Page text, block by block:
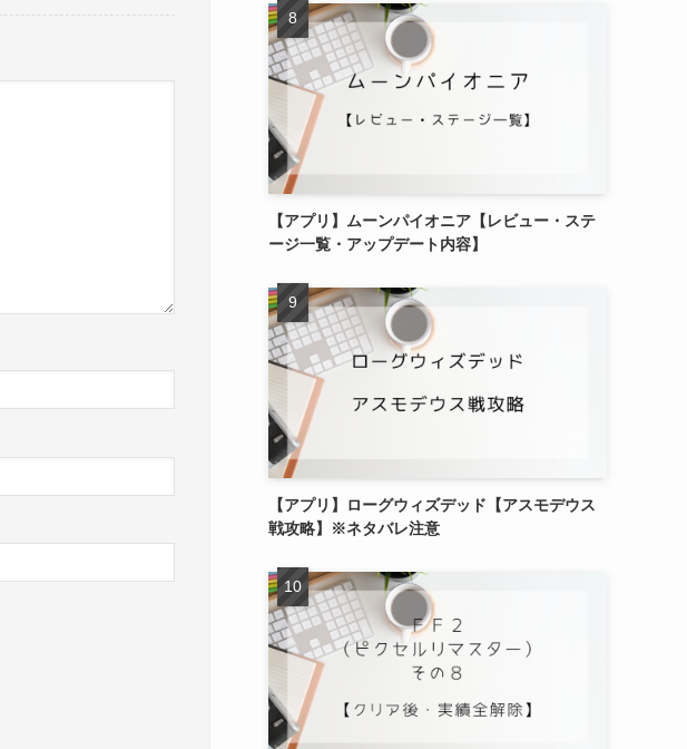
【アプリ】ムーンパイオニア【レビュー・ステ
ージ一覧・アップデート内容】
【アプリ】ローグウィズデッド【アスモデウス
戦攻略】※ネタバレ注意